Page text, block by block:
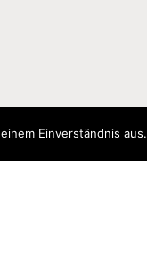
Einverständnis aus.